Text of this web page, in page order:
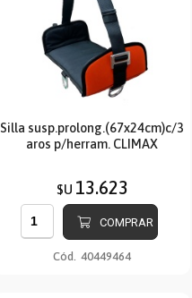
Silla susp.prolong.(67x24cm)c/3
aros p/herram. CLIMAX
$U 13.623
COMPRAR
Cód. 40449464